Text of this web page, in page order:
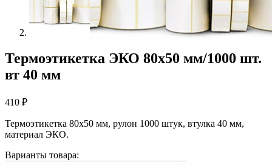
Термоэтикетка ЭКО 80х50 мм/1000 шт.
вт 40 мм
410 ₽
Термоэтикетка 80х50 мм, рулон 1000 штук, втулка 40 мм,
материал ЭКО.
Варианты товара: